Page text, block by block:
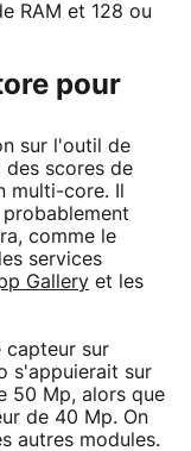
RAM et 128 ou
pour
sur l'outil de
des scores de
multi-core. Il
comme le
services
Gallery et les
capteur sur
s'appuierait sur
50 Mp, alors que
de 40 Mp. On
autres modules.